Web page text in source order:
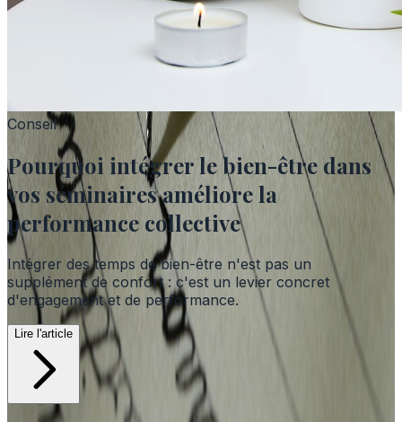
Conseil
Pourquoi intégrer le bien-être dans
vos séminaires améliore la
performance collective
Intégrer des temps de bien-être n'est pas un
supplément de confort : c'est un levier concret
d'engagement et de performance.
Lire l'article